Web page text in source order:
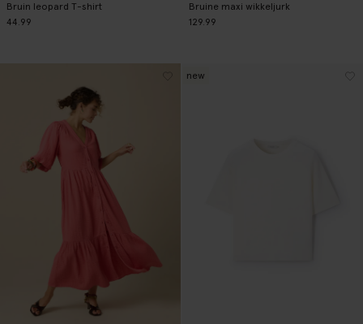
Bruin leopard T-shirt
44.99
Bruine maxi wikkeljurk
129.99
new